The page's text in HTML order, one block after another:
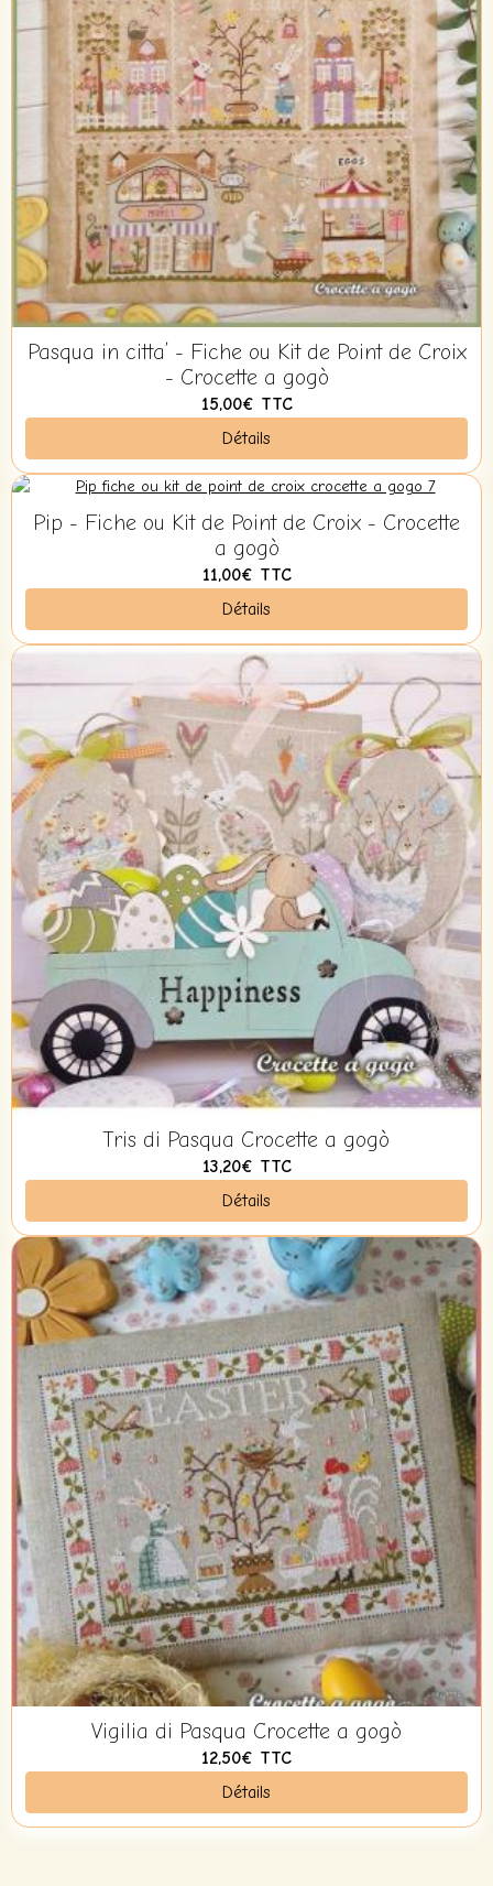
Pasqua in citta’ - Fiche ou Kit de Point de Croix
- Crocette a gogò
15,00€ TTC
Détails
Pip - Fiche ou Kit de Point de Croix - Crocette
a gogò
11,00€ TTC
Détails
Tris di Pasqua Crocette a gogò
13,20€ TTC
Détails
Vigilia di Pasqua Crocette a gogò
12,50€ TTC
Détails